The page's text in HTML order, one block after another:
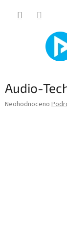
Audio-
Průměrné
Neohodnoceno